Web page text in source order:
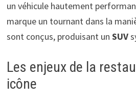
un véhicule hautement
marque un tournant dans la
sont conçus, produisant un SUV
Les enjeux de la
icône